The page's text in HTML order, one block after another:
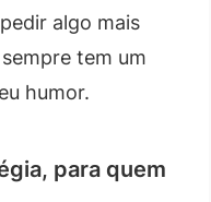
algo mais
tem um
humor.
para quem